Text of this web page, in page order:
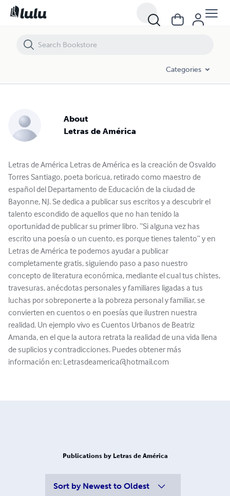
Categories
About
Letras de América
Letras de América Letras de América es la creación de Osvaldo
Torres Santiago, poeta boricua, retirado como maestro de
español del Departamento de Educación de la ciudad de
Bayonne, NJ. Se dedica a publicar sus escritos y a descubrir el
talento escondido de aquellos que no han tenido la
oportunidad de publicar su primer libro. “Si alguna vez has
escrito una poesía o un cuento, es porque tienes talento” y en
Letras de América te podemos ayudar a publicar
completamente gratis, siguiendo paso a paso nuestro
concepto de literatura económica, mediante el cual tus chistes,
travesuras, anécdotas personales y familiares ligadas a tus
luchas por sobreponerte a la pobreza personal y familiar, se
convierten en cuentos o en poesías que ilustren nuestra
realidad. Un ejemplo vivo es Cuentos Urbanos de Beatriz
Amanda, en el que la autora retrata la realidad de una vida llena
de suplicios y contradicciones. Puedes obtener más
información en: Letrasdeamerica@hotmail.com
Publications by Letras de América
Sort by Newest to Oldest